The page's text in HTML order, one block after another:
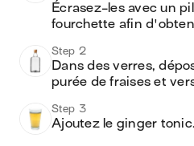
Écrasez-les avec un
fourchette afin
Step 2
Dans des verres,
purée de fraises et
Step 3
Ajoutez le ginger